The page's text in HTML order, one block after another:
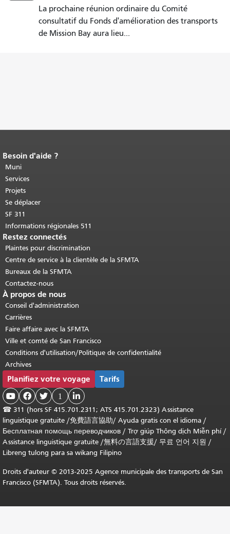
La prochaine réunion ordinaire du Comité
consultatif du Fonds d'amélioration des transports
de Mission Bay aura lieu...
Fin du contenu de la page.
cette page se répète sur chaque page.
Retour au haut du contenu principal
Besoin d'aide ?
Muni
Services
Projets
Se déplacer
SF 311
Informations régionales 511
Restez connectés
Plaintes pour discrimination
Centre de service à la clientèle de la SFMTA
Bureaux de la SFMTA
Contactez-nous
À propos de nous
Conseil d'administration
Carrières
Faire affaire avec la SFMTA
Ville et comté de San Francisco
Conditions d'utilisation/Politique de confidentialité
Archives
Planifiez votre voyage Tarifs
   1 
☎ 311 (hors SF 415.701.2311; ATS 415.701.2323) Assistance
linguistique gratuite /免費語言協助/ Ayuda gratis con el idioma /
Бесплатная помощь переводчиков / Trợ giúp Thông dịch Miễn phí/
Assistance linguistique gratuite /無料の言語支援/ 무료 언어 지원 /
Libreng tulong para sa wikang Filipino
Droits d'auteur © 2013-2025 Agence municipale des transports de San
Francisco (SFMTA). Tous droits réservés.